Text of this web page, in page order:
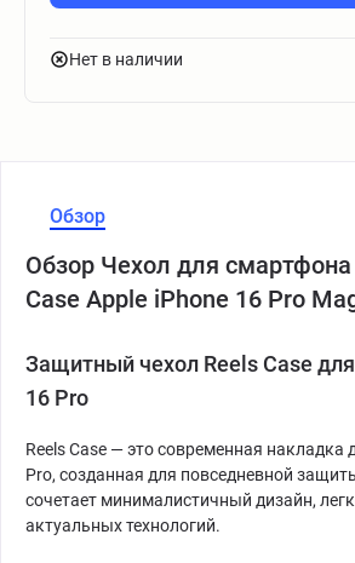
Нет в наличии
Обзор
Обзор Чехол для смартфона
Case Apple iPhone 16 Pro
Защитный чехол Reels Case
16 Pro
Reels Case — это современная накладка
Pro, созданная для повседневной
сочетает минималистичный дизайн,
актуальных технологий.